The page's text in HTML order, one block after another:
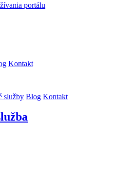
portálu
Kontakt
služby Blog Kontakt